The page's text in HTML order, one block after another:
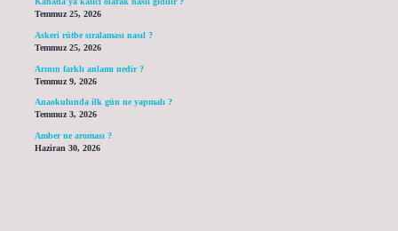
Temmuz 25, 2026
Askeri rütbe sıralaması nasıl ?
Temmuz 25, 2026
Arının farklı anlamı nedir ?
Temmuz 9, 2026
Anaokulunda ilk gün ne yapmalı ?
Temmuz 3, 2026
Amber ne aroması ?
Haziran 30, 2026